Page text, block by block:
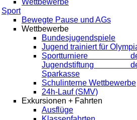
Wettbewerbe
Sport
Bewegte Pause und AGs
Wettbewerbe
Bundesjugendspiele
Jugend trainiert für
Sportturniere
Jugendstiftung
Sparkasse
Schulinterne Wettbewerbe
24h-Lauf (SMV)
Exkursionen + Fahrten
Ausflüge